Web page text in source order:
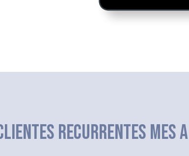
RECURRENTES MES